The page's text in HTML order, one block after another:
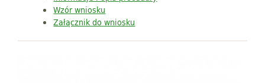
Wzór wniosku
Załącznik do wniosku